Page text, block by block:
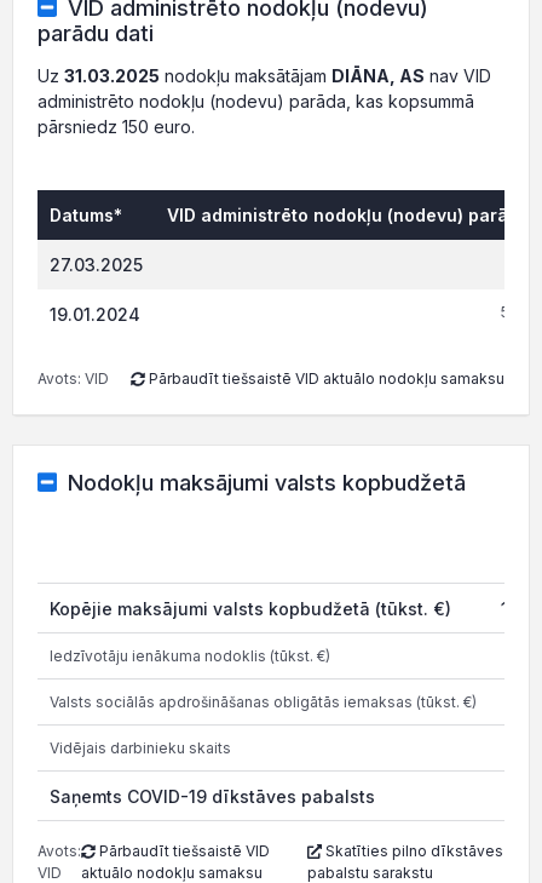
VID administrēto nodokļu (nodevu)
parādu dati
Uz 31.03.2025 nodokļu maksātājam DIĀNA, AS nav VID
administrēto nodokļu (nodevu) parāda, kas kopsummā
pārsniedz 150 euro.
Datums* VID administrēto nodokļu (nodevu) parāds,
27.03.2025
19.01.2024
Avots: VID Pārbaudīt tiešsaistē VID aktuālo nodokļu samaksu
Nodokļu maksājumi valsts kopbudžetā
Kopējie maksājumi valsts kopbudžetā (tūkst. €) 13
Iedzīvotāju ienākuma nodoklis (tūkst. €)
Valsts sociālās apdrošināšanas obligātās iemaksas (tūkst. €)
Vidējais darbinieku skaits
Saņemts COVID-19 dīkstāves pabalsts
Avots:
VID
Pārbaudīt tiešsaistē VID
aktuālo nodokļu samaksu
Skatīties pilno dīkstāves
pabalstu sarakstu